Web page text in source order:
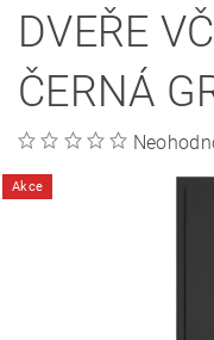
DVEŘE
ČERNÁ
Akce